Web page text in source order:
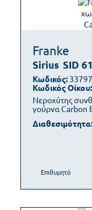
Franke
Sirius SID
Νεροχύτης
γούρνα
Κωδικός:
Κωδικός Οίκου:
Διαθεσιμότητα:
Επιθυμητό